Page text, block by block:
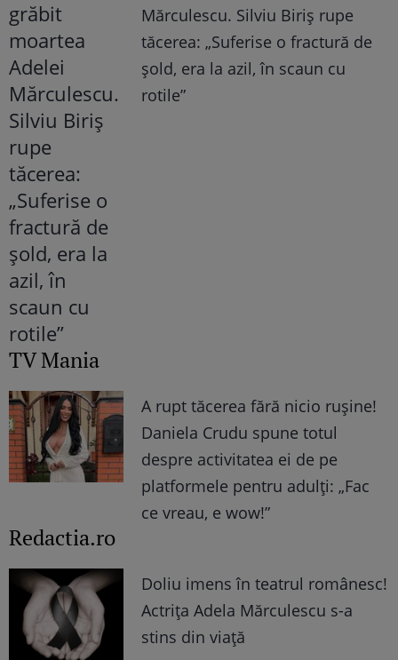
Mărculescu. Silviu Biriș rupe
tăcerea: „Suferise o fractură de
șold, era la azil, în scaun cu
rotile”
TV Mania
A rupt tăcerea fără nicio rușine!
Daniela Crudu spune totul
despre activitatea ei de pe
platformele pentru adulți: „Fac
ce vreau, e wow!”
Redactia.ro
Doliu imens în teatrul românesc!
Actrița Adela Mărculescu s-a
stins din viață